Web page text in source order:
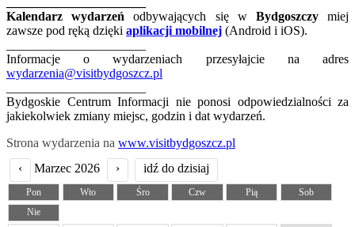
Kalendarz wydarzeń odbywających się w Bydgoszczymiej
zawsze pod ręką dzięki aplikacji mobilnej (Android i iOS).
Informacje o wydarzeniach przesyłajcie na adres
wydarzenia@visitbydgoszcz.pl
Bydgoskie Centrum Informacji nie ponosi odpowiedzialności za
jakiekolwiek zmiany miejsc, godzin i dat wydarzeń.
Strona wydarzenia na www.visitbydgoszcz.pl
‹
Marzec 2026 › idź do dzisiaj
Pon Wto Śro Czw Pią
Sob
Nie